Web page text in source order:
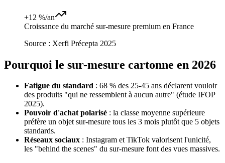
+12 %/an
Croissance du marché sur-mesure premium en France
Source : Xerfi Précepta 2025
Pourquoi le sur-mesure cartonne en 2026
Fatigue du standard : 68 % des 25-45 ans déclarent vouloir
des produits "qui ne ressemblent à aucun autre" (étude IFOP
2025).
Pouvoir d'achat polarisé : la classe moyenne supérieure
préfère un objet sur-mesure tous les 3 mois plutôt que 5 objets
standards.
Réseaux sociaux : Instagram et TikTok valorisent l'unicité,
les "behind the scenes" du sur-mesure font des vues massives.